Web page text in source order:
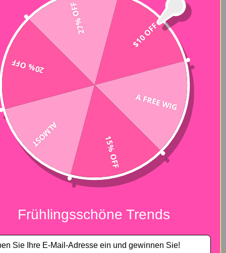
schonen und keine Spitze
tragen Sie es im
sorgt für einen luftigen Look.
$10 OFF
A FREE WIG
15% OFF
ALMOST
20% OFF
27% OFF
Frühlingsschöne Trends